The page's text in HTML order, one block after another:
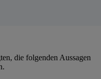
die folgenden Aussagen